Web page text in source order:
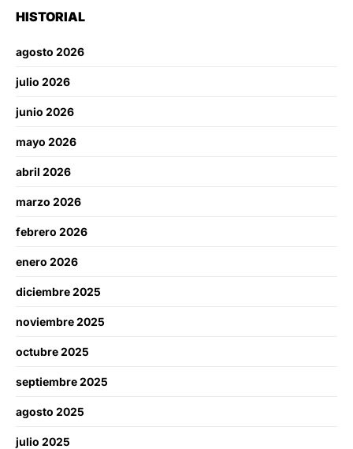
HISTORIAL
agosto 2026
julio 2026
junio 2026
mayo 2026
abril 2026
marzo 2026
febrero 2026
enero 2026
diciembre 2025
noviembre 2025
octubre 2025
septiembre 2025
agosto 2025
julio 2025